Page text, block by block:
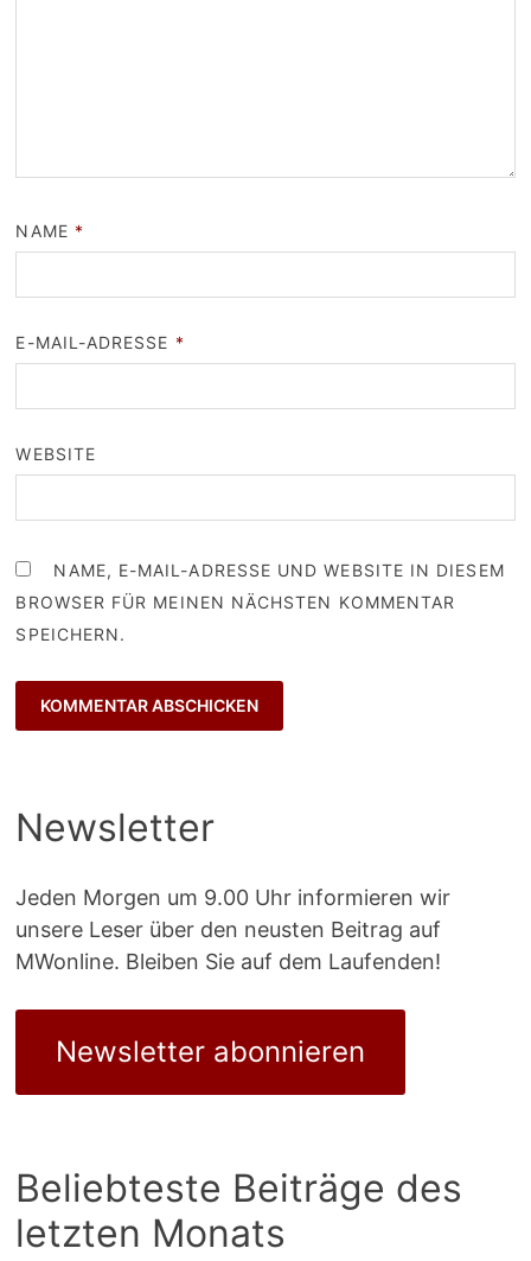
NAME *
E-MAIL-ADRESSE *
WEBSITE
NAME, E-MAIL-ADRESSE UND WEBSITE IN DIESEM
BROWSER FÜR MEINEN NÄCHSTEN KOMMENTAR
SPEICHERN.
Newsletter
Jeden Morgen um 9.00 Uhr informieren wir
unsere Leser über den neusten Beitrag auf
MWonline. Bleiben Sie auf dem Laufenden!
Newsletter abonnieren
Beliebteste Beiträge des
letzten Monats